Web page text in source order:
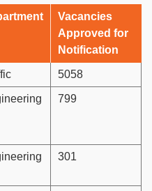
Vacancies
Approved for
Notification
5058
799
301